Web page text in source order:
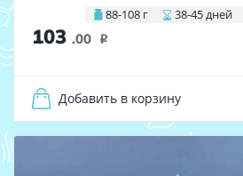
88-108 г 38-45 дней
103 .00 i
Добавить в корзину